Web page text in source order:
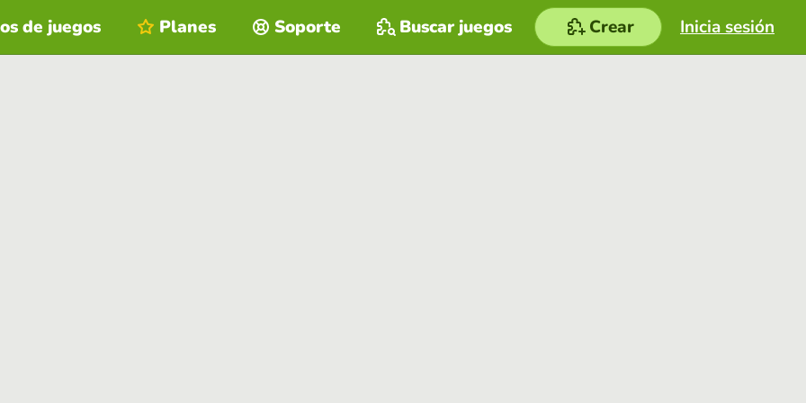
Inicia sesión
de juegos Planes Soporte Buscar juegos Crear